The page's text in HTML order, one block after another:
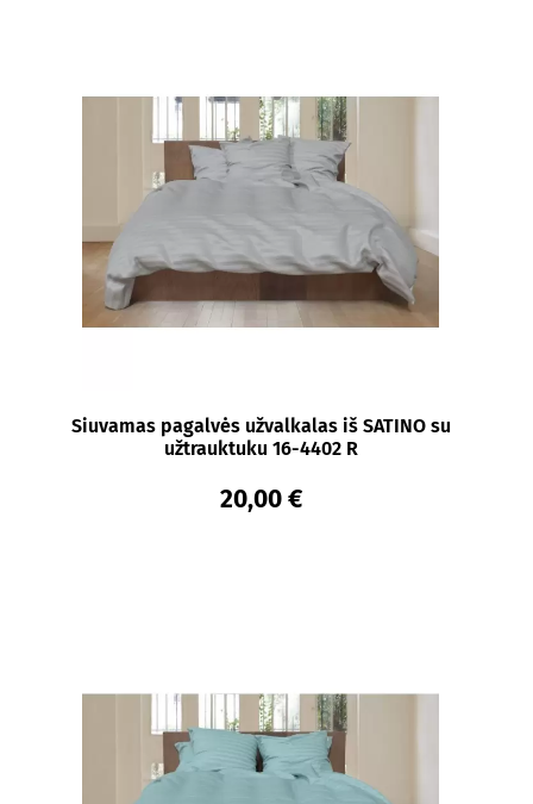
Siuvamas pagalvės užvalkalas iš SATINO su
užtrauktuku 16-4402 R
20,00 €